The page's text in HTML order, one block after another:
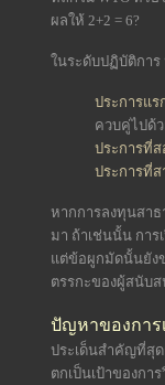
ผลให้ 2+2 = 6?
ในระดับปฏิบัติกา
ประการแร
ควบคู่ไปด้ว
ประการที่ส
ประการที่ส
หากการลงทุนสา
มา ถ้าเช่นนั้น กา
แต่ข้อผูกมัดนั้นยัง
ตรรกะของผู้สนับส
ปัญหาของการเ
ประเด็นสำคัญที่สุด
ตกเป็นเป้าของก